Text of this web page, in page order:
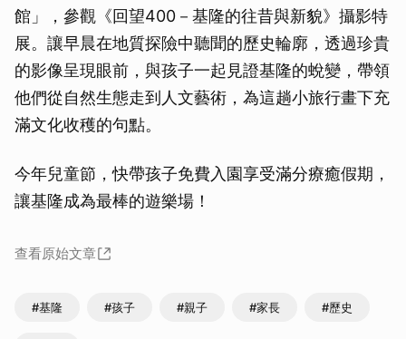
館」，參觀《回望400－基隆的往昔與新貌》攝影特
展。讓早晨在地質探險中聽聞的歷史輪廓，透過珍貴
的影像呈現眼前，與孩子一起見證基隆的蛻變，帶領
他們從自然生態走到人文藝術，為這趟小旅行畫下充
滿文化收穫的句點。
今年兒童節，快帶孩子免費入園享受滿分療癒假期，
讓基隆成為最棒的遊樂場！
查看原始文章
#基隆 #孩子 #親子 #家長 #歷史